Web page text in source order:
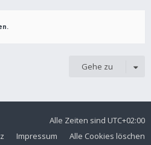
Gehe zu
Alle Zeiten sind UTC+02:00
Alle Cookies löschen
Impressum